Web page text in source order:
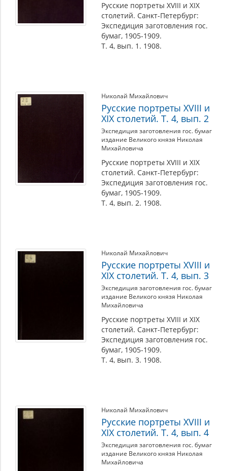
Русские портреты XVIII и XIX
столетий. Санкт-Петербург:
Экспедиция заготовления гос.
бумаг, 1905-1909.
Т. 4, вып. 1. 1908.
Николай Михайлович
Русские портреты XVIII и
XIX столетий. Т. 4, вып. 2
Экспедиция заготовления гос. бумаг
издание Великого князя Николая
Михайловича
Русские портреты XVIII и XIX
столетий. Санкт-Петербург:
Экспедиция заготовления гос.
бумаг, 1905-1909.
Т. 4, вып. 2. 1908.
Николай Михайлович
Русские портреты XVIII и
XIX столетий. Т. 4, вып. 3
Экспедиция заготовления гос. бумаг
издание Великого князя Николая
Михайловича
Русские портреты XVIII и XIX
столетий. Санкт-Петербург:
Экспедиция заготовления гос.
бумаг, 1905-1909.
Т. 4, вып. 3. 1908.
Николай Михайлович
Русские портреты XVIII и
XIX столетий. Т. 4, вып. 4
Экспедиция заготовления гос. бумаг
издание Великого князя Николая
Михайловича